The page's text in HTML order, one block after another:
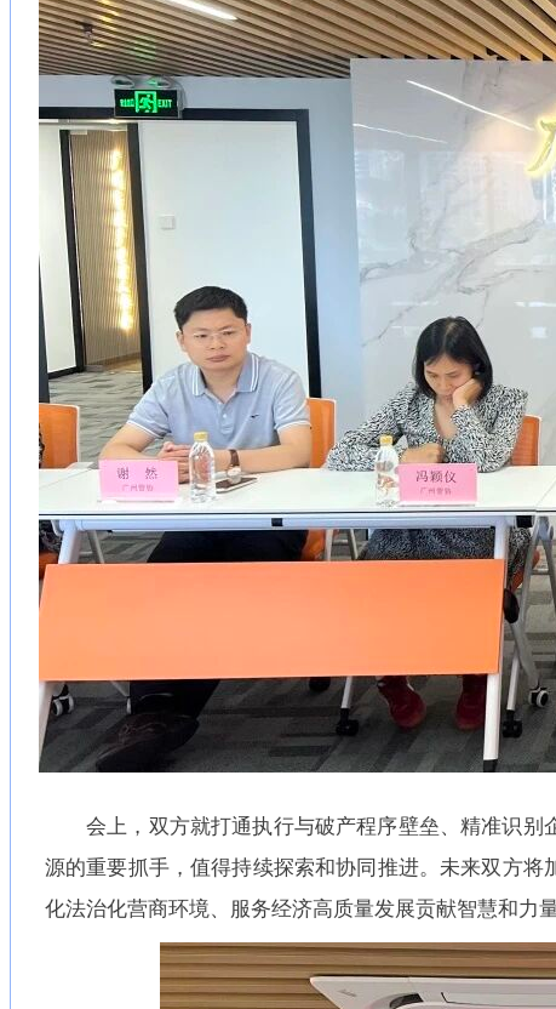
会上，双方就打通执行与破产程序壁垒、精准识
源的重要抓手，值得持续探索和协同推进。未来双方
化法治化营商环境、服务经济高质量发展贡献智慧和力量